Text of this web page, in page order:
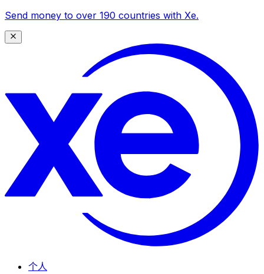
Send money to over 190 countries with Xe.
个人